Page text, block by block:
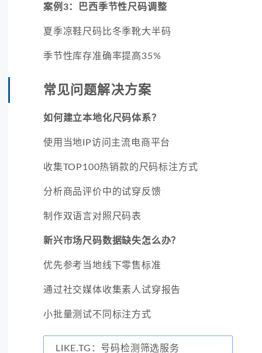
案例3：巴西季节性尺码调整
夏季凉鞋尺码比冬季靴大半码
季节性库存准确率提高35%
常见问题解决方案
如何建立本地化尺码体系？
使用当地IP访问主流电商平台
收集TOP100热销款的尺码标注方式
分析商品评价中的试穿反馈
制作双语言对照尺码表
新兴市场尺码数据缺失怎么办？
优先参考当地线下零售标准
通过社交媒体收集素人试穿报告
小批量测试不同标注方式
LIKE.TG：号码检测筛选服务